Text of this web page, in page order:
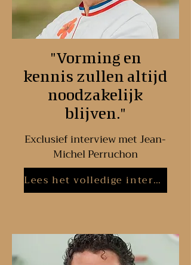
"Vorming en
kennis zullen altijd
noodzakelijk
blijven."
Exclusief interview met Jean-
Michel Perruchon
Lees het volledige interview